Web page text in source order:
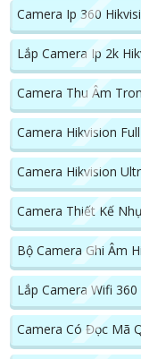
Camera Ip 360
Lắp Camera Ip 2k
Camera Thu Âm
Camera Hikvision
Camera Hikvision
Camera Thiết Kế
Bộ Camera Ghi Âm
Lắp Camera Wifi
Camera Có Đọc Mã